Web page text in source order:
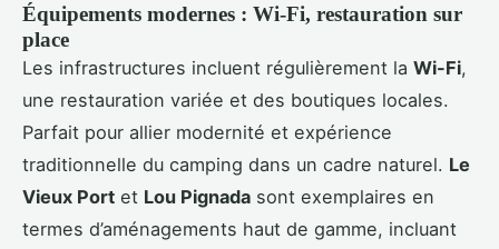
Équipements modernes : Wi-Fi, restauration sur
place
Les infrastructures incluent régulièrement la Wi-Fi,
une restauration variée et des boutiques locales.
Parfait pour allier modernité et expérience
traditionnelle du camping dans un cadre naturel. Le
Vieux Port et Lou Pignada sont exemplaires en
termes d’aménagements haut de gamme, incluant